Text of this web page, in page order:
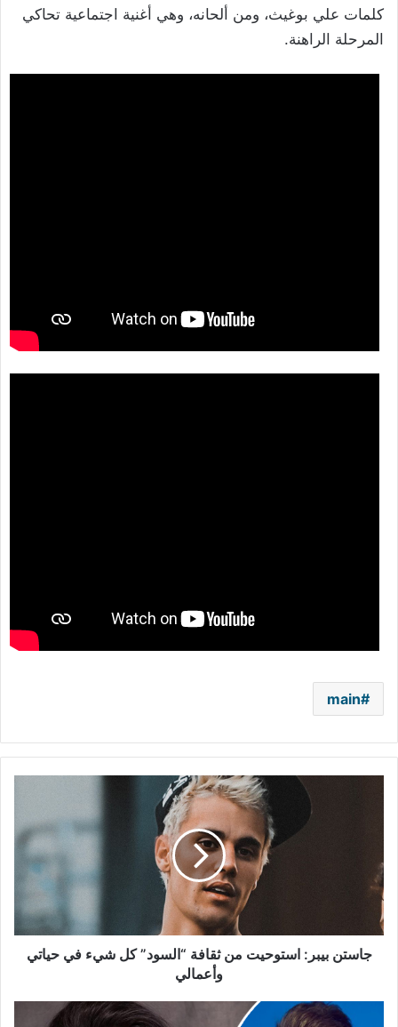
كلمات علي بوغيث، ومن ألحانه، وهي أغنية اجتماعية تحاكي
المرحلة الراهنة.
main
“السود”
كل
شيء
في
حياتي
جاستن بيبر: استوحيت من ثقافة “السود” كل شيء في حياتي
وأعمالي